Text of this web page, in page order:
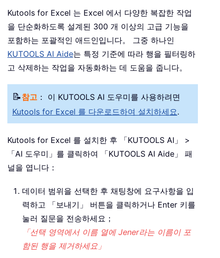
Kutools for Excel 는 Excel 에서 다양한 복잡한 작업
을 단순화하도록 설계된 300 개 이상의 고급 기능을
포함하는 포괄적인 애드인입니다。 그중 하나인
KUTOOLS AI Aide는 특정 기준에 따라 행을 필터링하
고 삭제하는 작업을 자동화하는 데 도움을 줍니다。
📝참고 ： 이 KUTOOLS AI 도우미를 사용하려면
Kutools for Excel 를 다운로드하여 설치하세요.
Kutools for Excel 를 설치한 후 「KUTOOLS AI」 >
「AI 도우미」를 클릭하여 「KUTOOLS AI Aide」 패
널을 엽니다：
데이터 범위을 선택한 후 채팅창에 요구사항을 입
력하고 「보내기」 버튼을 클릭하거나 Enter 키를
눌러 질문을 전송하세요；
「선택 영역에서 이름 열에 Jener라는 이름이 포
함된 행을 제거하세요」